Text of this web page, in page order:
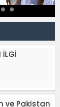
İLGİ
ve Pakistan